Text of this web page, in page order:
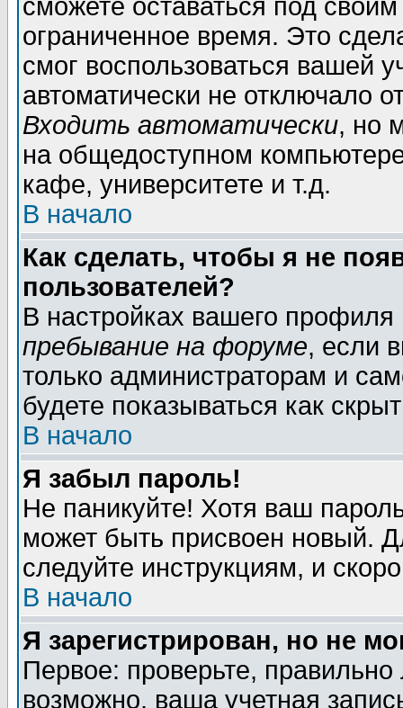
сможете оставаться под
ограниченное время. Это
смог воспользоваться вашей
автоматически не отключало
Входить автоматически, но
на общедоступном
кафе, университете и т.д.
В начало
Как сделать, чтобы я не
пользователей?
В настройках вашего
пребывание на форуме, если
только администраторам и
будете показываться как
В начало
Я забыл пароль!
Не паникуйте! Хотя ваш
может быть присвоен новый.
следуйте инструкциям, и
В начало
Я зарегистрирован, но не
Первое: проверьте,
возможно, ваша учетная